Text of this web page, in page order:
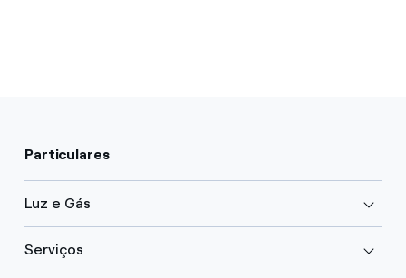
Particulares
Luz e Gás
Serviços